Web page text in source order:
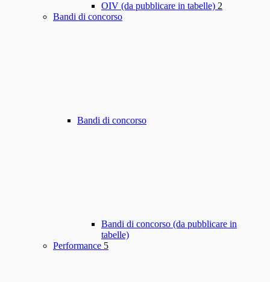
OIV (da pubblicare in tabelle) 2
Bandi di concorso
Bandi di concorso
Bandi di concorso (da pubblicare in
tabelle)
Performance 5